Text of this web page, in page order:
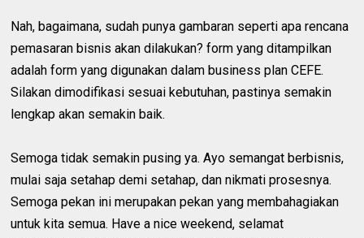
Nah, bagaimana, sudah punya gambaran seperti apa rencana
pemasaran bisnis akan dilakukan? form yang ditampilkan
adalah form yang digunakan dalam business plan CEFE.
Silakan dimodifikasi sesuai kebutuhan, pastinya semakin
lengkap akan semakin baik.
Semoga tidak semakin pusing ya. Ayo semangat berbisnis,
mulai saja setahap demi setahap, dan nikmati prosesnya.
Semoga pekan ini merupakan pekan yang membahagiakan
untuk kita semua. Have a nice weekend, selamat